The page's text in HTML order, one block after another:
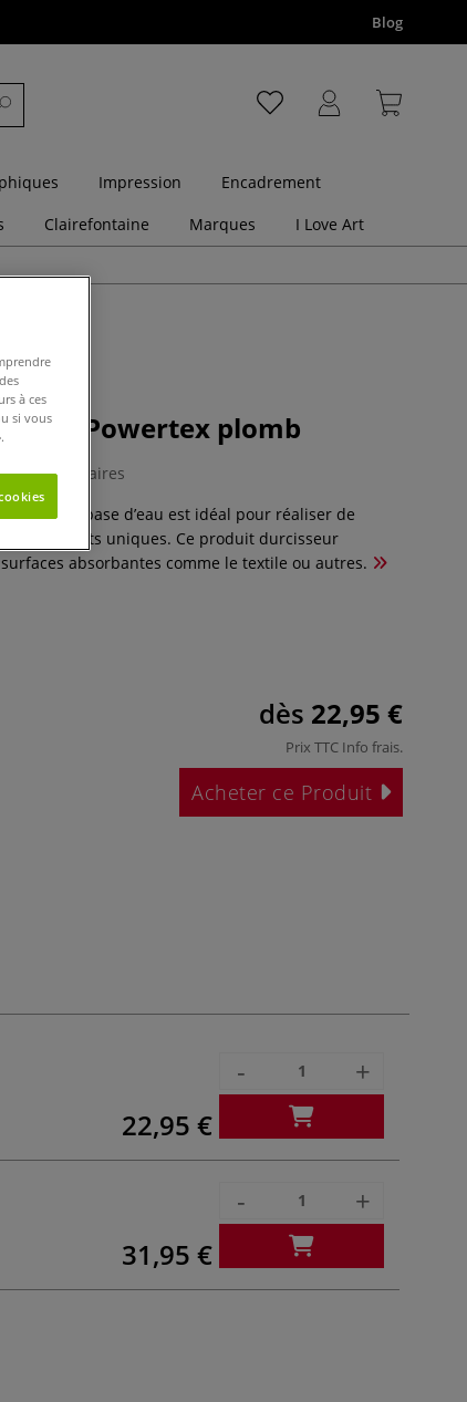
Blog
Impression
Encadrement
Clairefontaine Marques I Love Art
Powertex plomb
0 Commentaires
à base d’eau est idéal pour réaliser de
et des effets uniques. Ce produit durcisseur
absorbantes comme le textile ou autres.
dès 22,95 €
Prix TTC Info frais.
Acheter ce Produit
22,95 €
- +
31,95 €
- +
à ces
si vous